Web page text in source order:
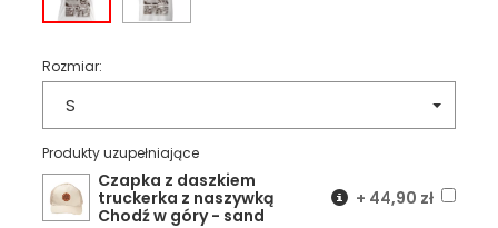
Rozmiar:
S
Produkty uzupełniające
Czapka z daszkiem
truckerka z naszywką
Chodź w góry - sand
+ 44,90 zł